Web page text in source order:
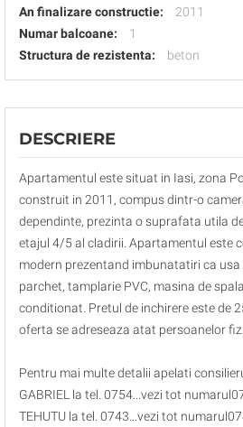
An finalizare constructie:
2011
Numar balcoane:
1
Structura de rezistenta:
beton
DESCRIERE
Apartamentul este situat in Iasi, zona
construit in 2011, compus dintr-o
dependinte, prezinta o suprafata utila
etajul 4/5 al cladirii. Apartamentul este
modern prezentand imbunatatiri ca
parchet, tamplarie PVC, masina de
conditionat. Pretul de inchirere este de
oferta se adreseaza atat persoanelor
Pentru mai multe detalii apelati
GABRIEL la tel. 0754...vezi tot
TEHUTU la tel. 0743...vezi tot